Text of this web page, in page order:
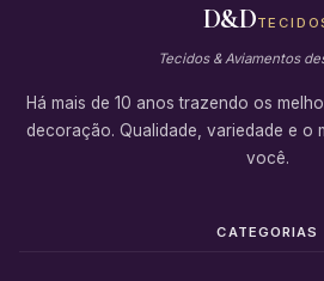
D&D
Tecidos & Aviamentos
Há mais de 10 anos trazendo os
decoração. Qualidade, variedade e o
você.
CATEGORIAS